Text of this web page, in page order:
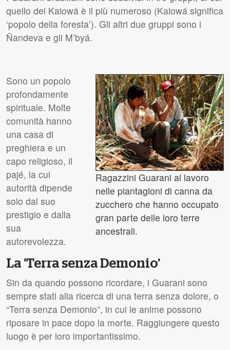
quello dei Kaiowá è il più numeroso (Kaiowá significa
‘popolo della foresta’). Gli altri due gruppi sono i
Ñandeva e gli M’byá.
Ragazzini Guarani al lavoro
nelle piantagioni di canna da
zucchero che hanno occupato
gran parte delle loro terre
ancestrali.
Sono un popolo
profondamente
spirituale. Molte
comunità hanno
una casa di
preghiera e un
capo religioso, il
pajé, la cui
autorità dipende
solo dal suo
prestigio e dalla
sua
autorevolezza.
La ‘Terra senza Demonio’
Sin da quando possono ricordare, i Guarani sono
sempre stati alla ricerca di una terra senza dolore, o
“Terra senza Demonio”, in cui le anime possono
riposare in pace dopo la morte. Raggiungere questo
luogo è per loro importantissimo.